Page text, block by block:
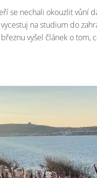
se nechali okouzlit vůní
na studium do
vyšel článek o tom,